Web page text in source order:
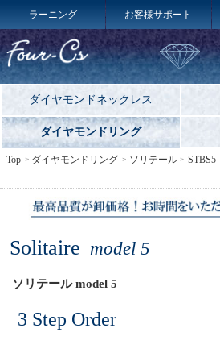
ラーニング お客様サポート
ダイヤモンドネックレス
ダイヤモンドリング
Solitaire model 5
ソリテール model 5
3 Step Order
Top ダイヤモンドリング ソリテール STBS5